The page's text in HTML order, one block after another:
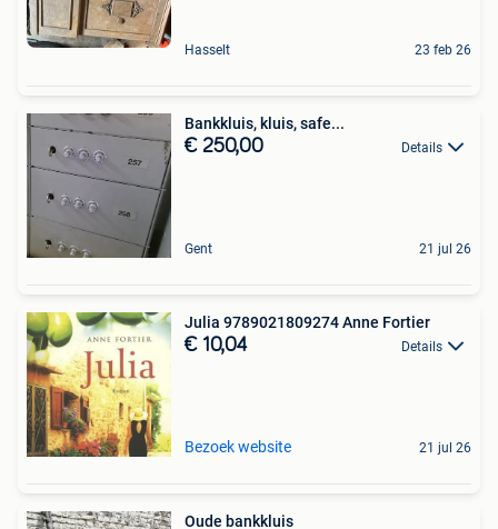
Hasselt 23 feb 26
Bankkluis, kluis, safe...
€ 250,00 Details
Gent 21 jul 26
Julia 9789021809274 Anne Fortier
€ 10,04 Details
Bezoek website 21 jul 26
Oude bankkluis